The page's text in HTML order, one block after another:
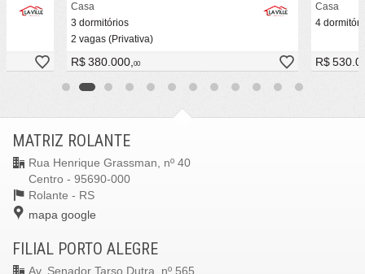
Casa
3 dormitórios
2 vagas (Privativa)
R$ 380.000, 00
Casa
4
R$
MATRIZ ROLANTE
Rua Henrique Grassman, nº 40
Centro - 95690-000
Rolante - RS
mapa google
FILIAL PORTO ALEGRE
Av. Senador Tarso Dutra, nº 565